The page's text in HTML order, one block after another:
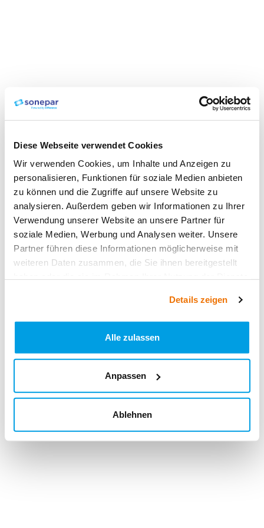
Diese Webseite verwendet Cookies
Wir verwenden Cookies, um Inhalte und Anzeigen zu
personalisieren, Funktionen für soziale Medien anbieten
zu können und die Zugriffe auf unsere Website zu
analysieren. Außerdem geben wir Informationen zu Ihrer
Verwendung unserer Website an unsere Partner für
soziale Medien, Werbung und Analysen weiter. Unsere
Partner führen diese Informationen möglicherweise mit
weiteren Daten zusammen, die Sie ihnen bereitgestellt
Details zeigen
Alle zulassen
Anpassen
Ablehnen